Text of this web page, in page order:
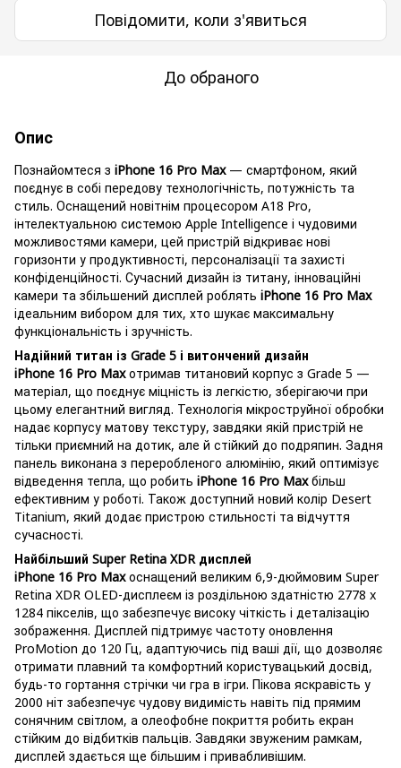
Повідомити, коли з'явиться
До обраного
Опис
Познайомтеся з iPhone 16 Pro Max— смартфоном, який
поєднує в собі передову технологічність, потужність та
стиль. Оснащений новітнім процесором A18 Pro,
інтелектуальною системою Apple Intelligence і чудовими
можливостями камери, цей пристрій відкриває нові
горизонти у продуктивності, персоналізації та захисті
конфіденційності. Сучасний дизайн із титану, інноваційні
камери та збільшений дисплей роблять iPhone 16 Pro Max
ідеальним вибором для тих, хто шукає максимальну
функціональність і зручність.
Надійний титан із Grade 5 і витончений дизайн
iPhone 16 Pro Maxотримав титановий корпус з Grade 5 —
матеріал, що поєднує міцність із легкістю, зберігаючи при
цьому елегантний вигляд. Технологія мікроструйної обробки
надає корпусу матову текстуру, завдяки якій пристрій не
тільки приємний на дотик, але й стійкий до подряпин. Задня
панель виконана з переробленого алюмінію, який оптимізує
відведення тепла, що робить iPhone 16 Pro Maxбільш
ефективним у роботі. Також доступний новий колір Desert
Titanium, який додає пристрою стильності та відчуття
сучасності.
Найбільший Super Retina XDR дисплей
iPhone 16 Pro Maxоснащений великим 6,9-дюймовим Super
Retina XDR OLED-дисплеєм із роздільною здатністю 2778 x
1284 пікселів, що забезпечує високу чіткість і деталізацію
зображення. Дисплей підтримує частоту оновлення
ProMotion до 120 Гц, адаптуючись під ваші дії, що дозволяє
отримати плавний та комфортний користувацький досвід,
будь-то гортання стрічки чи гра в ігри. Пікова яскравість у
2000 ніт забезпечує чудову видимість навіть під прямим
сонячним світлом, а олеофобне покриття робить екран
стійким до відбитків пальців. Завдяки звуженим рамкам,
дисплей здається ще більшим і привабливішим.